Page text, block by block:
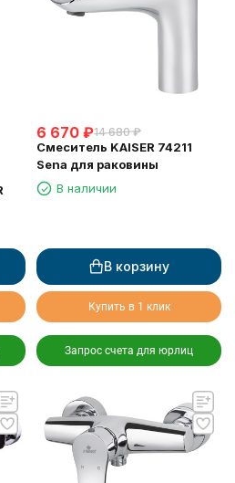
6 670 ₽14 680 ₽
Смеситель KAISER 74211
Sena для раковины
В наличии
В корзину
Купить в 1 клик
Запрос счета для юрлиц